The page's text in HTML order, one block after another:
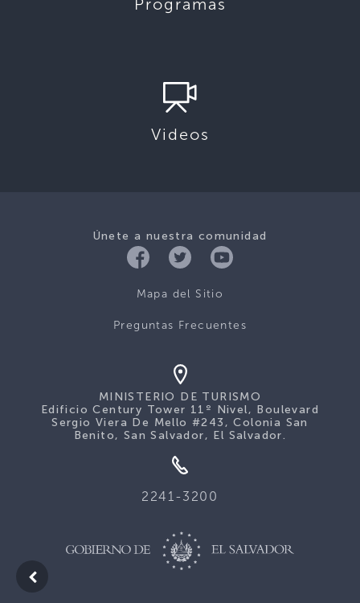
Programas
Videos
Únete a nuestra comunidad
Mapa del Sitio
Preguntas Frecuentes
MINISTERIO DE TURISMO
Edificio Century Tower 11º Nivel, Boulevard
Sergio Viera De Mello #243, Colonia San
Benito, San Salvador, El Salvador.
2241-3200